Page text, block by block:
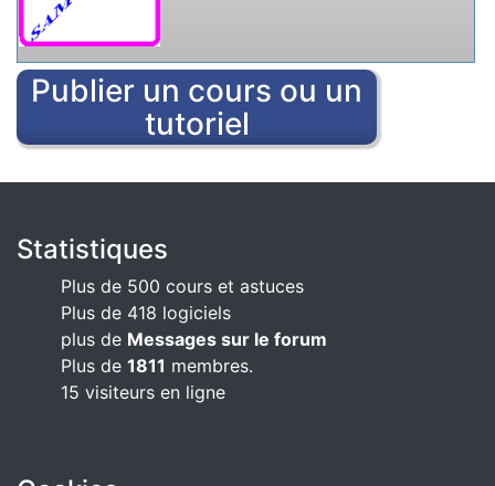
Publier un cours ou un
tutoriel
Statistiques
Plus de 500 cours et astuces
Plus de 418 logiciels
plus de Messages sur le forum
Plus de 1811 membres.
15 visiteurs en ligne